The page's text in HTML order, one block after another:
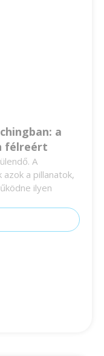
a
félreért
A
a pillanatok,
ilyen